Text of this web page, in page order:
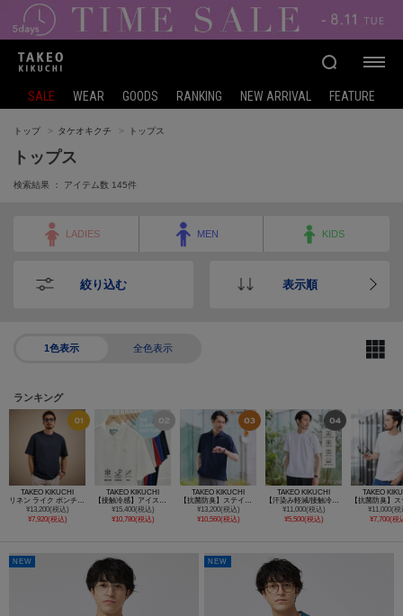
SALE WEAR GOODS RANKING NEW ARRIVAL FEATURE
トップ タケオキクチ トップス
トップス
検索結果 ： アイテム数 145件
LADIES MEN KIDS
絞り込む 表示順
1色表示 全色表示
ランキング
TAKEO KIKUCHI
¥13,200(税込)
¥7,920(税込)
TAKEO KIKUCHI
¥15,400(税込)
¥10,780(税込)
TAKEO KIKUCHI
¥13,200(税込)
¥10,560(税込)
TAKEO KIKUCHI
¥11,000(税込)
¥5,500(税込)
TAKEO
¥11,000(税
¥7,700(税
NEW NEW